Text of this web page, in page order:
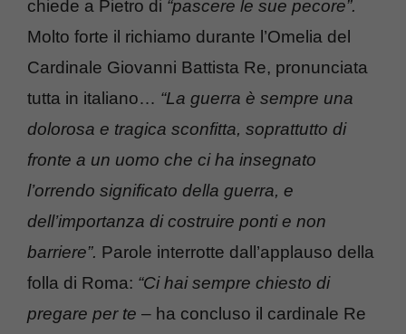
chiede a Pietro di “pascere le sue pecore”.
Molto forte il richiamo durante l’Omelia del
Cardinale Giovanni Battista Re, pronunciata
tutta in italiano… “La guerra è sempre una
dolorosa e tragica sconfitta, soprattutto di
fronte a un uomo che ci ha insegnato
l’orrendo significato della guerra, e
dell’importanza di costruire ponti e non
barriere”. Parole interrotte dall’applauso della
folla di Roma: “Ci hai sempre chiesto di
pregare per te – ha concluso il cardinale Re